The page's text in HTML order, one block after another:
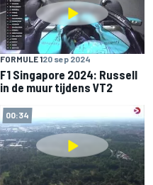
FORMULE 120 sep 2024
F1 Singapore 2024: Russell
in de muur tijdens VT2
00:34